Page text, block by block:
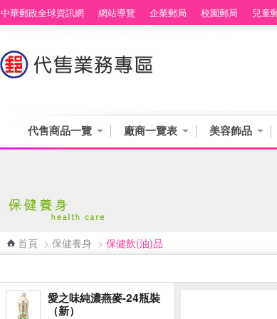
中華郵政全球資訊網 網站導覽 企業郵局 校園郵局 兒童
代售商品一覽 廠商一覽表 美容飾品
首頁 > 保健養身 > 保健飲(油)品
愛之味純濃燕麥-24瓶裝
（新）